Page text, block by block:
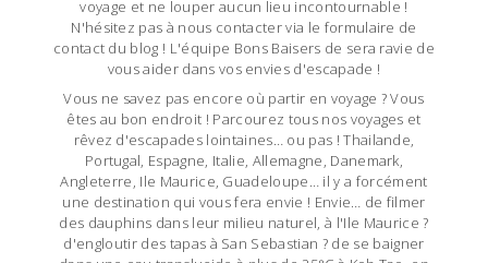
voyage et ne louper aucun lieu incontournable !
N'hésitez pas à nous contacter via le formulaire de
contact du blog ! L'équipe Bons Baisers de sera ravie de
vous aider dans vos envies d'escapade !
Vous ne savez pas encore où partir en voyage ? Vous
êtes au bon endroit ! Parcourez tous nos voyages et
rêvez d'escapades lointaines… ou pas ! Thailande,
Portugal, Espagne, Italie, Allemagne, Danemark,
Angleterre, Ile Maurice, Guadeloupe… il y a forcément
une destination qui vous fera envie ! Envie… de filmer
des dauphins dans leur milieu naturel, à l'Ile Maurice ?
d'engloutir des tapas à San Sebastian ? de se baigner